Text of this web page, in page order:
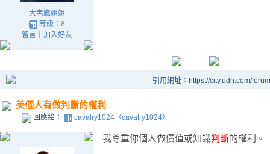
大老鷹姐姐
等級：8
留言｜ 加入好友
引用網址：https://city.udn.com/
美個人有做判斷的權利
回應給： cavalry1024（cavalry1024）
我尊重你個人做價值或知識判斷的權利。